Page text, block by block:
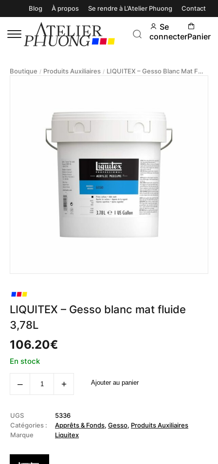
Blog À propos Se rendre à L’Atelier Phuong Contact
Se
connecterPanier
Boutique / Produits Auxiliaires / LIQUITEX – Gesso Blanc Mat Fluide 3,78L
LIQUITEX – Gesso blanc mat fluide
3,78L
106.20€
En stock
‒
quantité
de
blanc
mat
fluide
3,78L
+ Ajouter au panier
UGS
5336
Catégories :
Apprêts & Fonds, Gesso, Produits Auxiliaires
Marque
Liquitex